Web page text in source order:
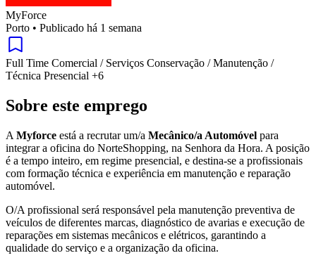
MyForce
Porto • Publicado há 1 semana
Full Time Comercial / Serviços Conservação / Manutenção /
Técnica Presencial +6
Sobre este emprego
A Myforce está a recrutar um/a Mecânico/a Automóvel para
integrar a oficina do NorteShopping, na Senhora da Hora. A posição
é a tempo inteiro, em regime presencial, e destina-se a profissionais
com formação técnica e experiência em manutenção e reparação
automóvel.
O/A profissional será responsável pela manutenção preventiva de
veículos de diferentes marcas, diagnóstico de avarias e execução de
reparações em sistemas mecânicos e elétricos, garantindo a
qualidade do serviço e a organização da oficina.